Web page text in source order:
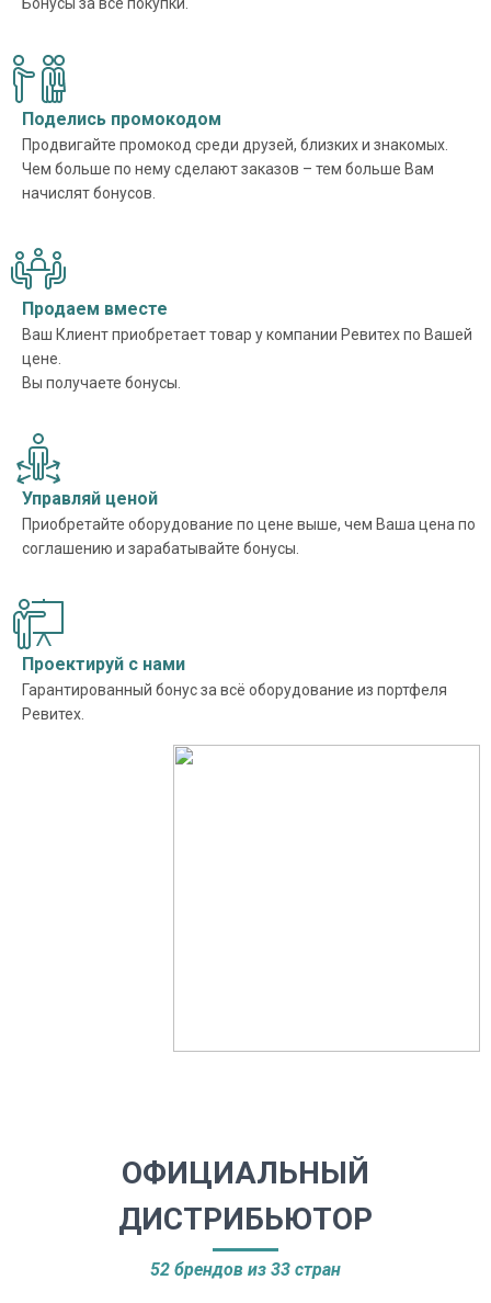
Поделись промокодом
Продвигайте промокод среди друзей, близких и знакомых.
Чем больше по нему сделают заказов – тем больше Вам
начислят бонусов.
Продаем вместе
Ваш Клиент приобретает товар у компании Ревитех по Вашей
цене.
Вы получаете бонусы.
Управляй ценой
Приобретайте оборудование по цене выше, чем Ваша цена по
соглашению и зарабатывайте бонусы.
Проектируй с нами
Гарантированный бонус за всё оборудование из портфеля
Ревитех.
ОФИЦИАЛЬНЫЙ
ДИСТРИБЬЮТОР
52 брендов из 33 стран